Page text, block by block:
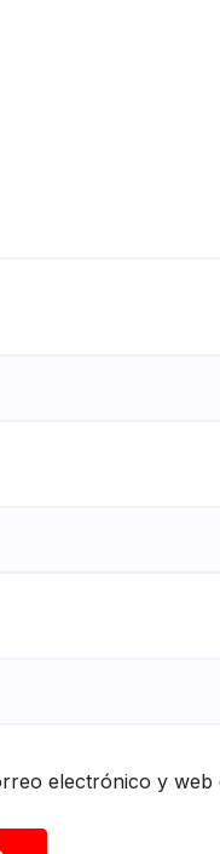
electrónico y